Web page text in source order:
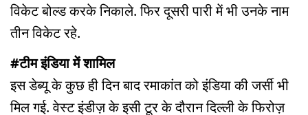
विकेट बोल्ड करके निकाले. फिर दूसरी पारी में भी उनके नाम
तीन विकेट रहे.
#टीम इंडिया में शामिल
इस डेब्यू के कुछ ही दिन बाद रमाकांत को इंडिया की जर्सी भी
मिल गई. वेस्ट इंडीज़ के इसी टूर के दौरान दिल्ली के फिरोज़